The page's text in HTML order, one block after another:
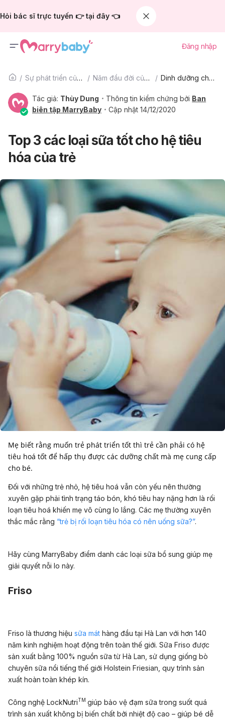
Hỏi bác sĩ trực tuyến 👉 tại đây 👈
Đăng nhập
Sự phát triển của trẻ Năm đầu đời của bé Dinh dưỡng cho bé
Tác giả: Thùy Dung Thông tin kiểm chứng bởi Ban
biên tập MarryBaby
Cập nhật 14/12/2020
Top 3 các loại sữa tốt cho hệ tiêu
hóa của trẻ
Mẹ biết rằng muốn trẻ phát triển tốt thì trẻ cần phải có hệ
tiêu hoá tốt để hấp thụ được các dưỡng chất mà mẹ cung cấp
cho bé.
Đối với những trẻ nhỏ, hệ tiêu hoá vẫn còn yếu nên thường
xuyên gặp phải tình trạng táo bón, khó tiêu hay nặng hơn là rối
loạn tiêu hoá khiến mẹ vô cùng lo lắng. Các mẹ thường xuyên
thắc mắc rằng “trẻ bị rối loạn tiêu hóa có nên uống sữa?”.
Hãy cùng MarryBaby điểm danh các loại sữa bổ sung giúp mẹ
giải quyết nỗi lo này.
Friso
Friso là thương hiệu sữa mát hàng đầu tại Hà Lan với hơn 140
năm kinh nghiệm hoạt động trên toàn thế giới. Sữa Friso được
sản xuất bằng 100% nguồn sữa từ Hà Lan, sử dụng giống bò
chuyên sữa nổi tiếng thế giới Holstein Friesian, quy trình sản
xuất hoàn toàn khép kín.
Công nghệ LockNutriTM giúp bảo vệ đạm sữa trong suốt quá
trình sản xuất không bị biến chất bởi nhiệt độ cao – giúp bé dễ